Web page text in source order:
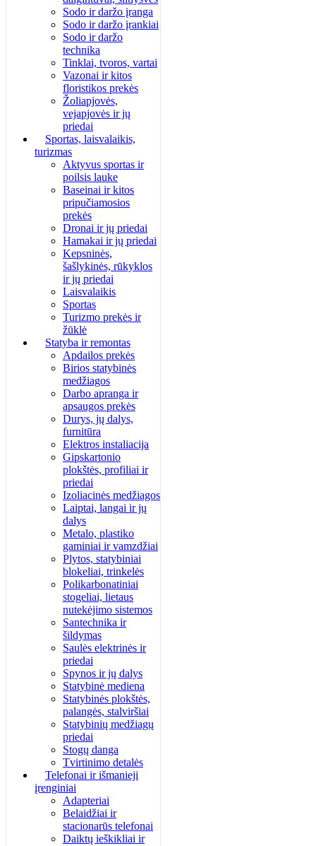
Sodo ir daržo įranga
Sodo ir daržo įrankiai
Sodo ir daržo
technika
Tinklai, tvoros, vartai
Vazonai ir kitos
floristikos prekės
Žoliapjovės,
vejapjovės ir jų
priedai
Sportas, laisvalaikis,
turizmas
Aktyvus sportas ir
poilsis lauke
Baseinai ir kitos
pripučiamosios
prekės
Dronai ir jų priedai
Hamakai ir jų priedai
Kepsninės,
šašlykinės, rūkyklos
ir jų priedai
Laisvalaikis
Sportas
Turizmo prekės ir
žūklė
Statyba ir remontas
Apdailos prekės
Birios statybinės
medžiagos
Darbo apranga ir
apsaugos prekės
Durys, jų dalys,
furnitūra
Elektros instaliacija
Gipskartonio
plokštės, profiliai ir
priedai
Izoliacinės medžiagos
Laiptai, langai ir jų
dalys
Metalo, plastiko
gaminiai ir vamzdžiai
Plytos, statybiniai
blokeliai, trinkelės
Polikarbonatiniai
stogeliai, lietaus
nutekėjimo sistemos
Santechnika ir
šildymas
Saulės elektrinės ir
priedai
Spynos ir jų dalys
Statybinė mediena
Statybinės plokštės,
palangės, stalviršiai
Statybinių medžiagų
priedai
Stogų danga
Tvirtinimo detalės
Telefonai ir išmanieji
įrenginiai
Adapteriai
Belaidžiai ir
stacionarūs telefonai
Daiktų ieškikliai ir